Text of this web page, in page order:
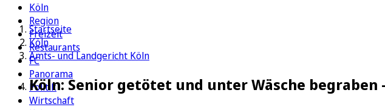
Köln
Region
Freizeit
Restaurants
FC
Panorama
Politik
Wirtschaft
Startseite
Köln
Amts- und Landgericht Köln
Köln: Senior getötet und unter Wäsche